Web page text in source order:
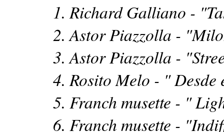
1. Richard Galliano -
2. Astor Piazzolla -
3. Astor Piazzolla -
4. Rosito Melo - " Desde
5. Franch musette - "
6. Franch musette -